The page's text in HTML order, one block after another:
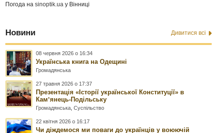
Погода наsinoptik.ua у Вінниці
Новини Дивитися всі
08 червня 2026 о 16:34
Українська книга на Одещині
Громадянська
27 травня 2026 о 17:37
Презентація «Історії української Конституції» в
Камʼянець-Подільську
Громадянська ,Суспільство
22 квітня 2026 о 16:17
Чи діждемося ми поваги до українців у воюючій